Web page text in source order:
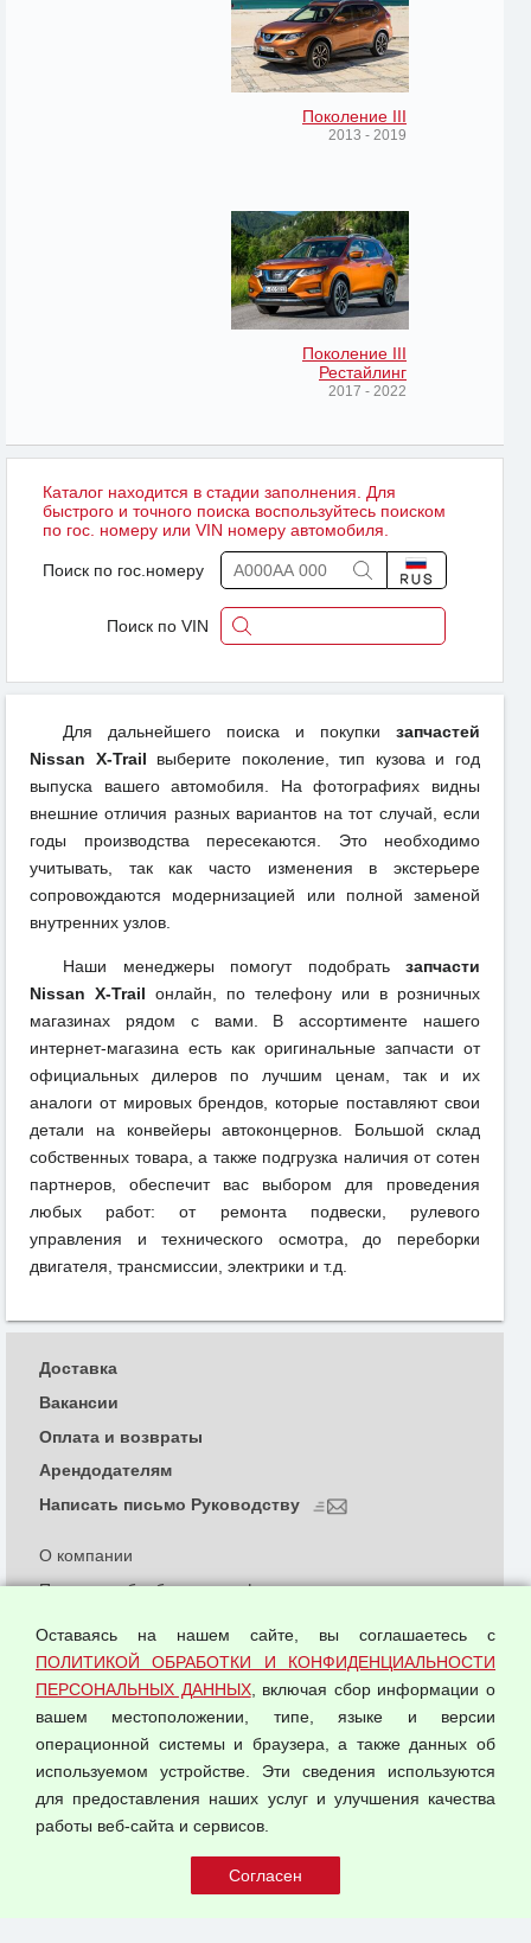
Поколение III
2013 - 2019
Поколение III
Рестайлинг
2017 - 2022
Каталог находится в стадии заполнения. Для
быстрого и точного поиска воспользуйтесь поиском
по гос. номеру или VIN номеру автомобиля.
Поиск по гос.номеру
Поиск по VIN
Для дальнейшего поиска и покупки запчастей
Nissan X-Trail выберите поколение, тип кузова и год
выпуска вашего автомобиля. На фотографиях видны
внешние отличия разных вариантов на тот случай, если
годы производства пересекаются. Это необходимо
учитывать, так как часто изменения в экстерьере
сопровождаются модернизацией или полной заменой
внутренних узлов.
Наши менеджеры помогут подобрать запчасти
Nissan X-Trail онлайн, по телефону или в розничных
магазинах рядом с вами. В ассортименте нашего
интернет-магазина есть как оригинальные запчасти от
официальных дилеров по лучшим ценам, так и их
аналоги от мировых брендов, которые поставляют свои
детали на конвейеры автоконцернов. Большой склад
собственных товара, а также подгрузка наличия от сотен
партнеров, обеспечит вас выбором для проведения
любых работ: от ремонта подвески, рулевого
управления и технического осмотра, до переборки
двигателя, трансмиссии, электрики и т.д.
© 2026 ООО "Феникс"
О компании
Политика обработки и конфиденциальности
Согласием на обработку персональных данных
Оферта оптовой купли-продажи
Публичная оферта
Доставка
Вакансии
Оплата и возвраты
Арендодателям
Написать письмо Руководству
Оставаясь на нашем сайте, вы соглашаетесь с
ПОЛИТИКОЙ ОБРАБОТКИ И КОНФИДЕНЦИАЛЬНОСТИ
ПЕРСОНАЛЬНЫХ ДАННЫХ, включая сбор информации о
вашем местоположении, типе, языке и версии
операционной системы и браузера, а также данных об
используемом устройстве. Эти сведения используются
для предоставления наших услуг и улучшения качества
работы веб-сайта и сервисов.